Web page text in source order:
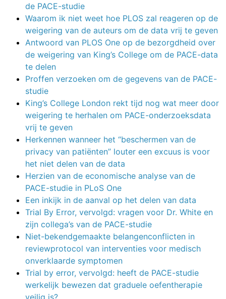
de PACE-studie
Waarom ik niet weet hoe PLOS zal reageren op de
weigering van de auteurs om de data vrij te geven
Antwoord van PLOS One op de bezorgdheid over
de weigering van King’s College om de PACE-data
te delen
Proffen verzoeken om de gegevens van de PACE-
studie
King’s College London rekt tijd nog wat meer door
weigering te herhalen om PACE-onderzoeksdata
vrij te geven
Herkennen wanneer het “beschermen van de
privacy van patiënten” louter een excuus is voor
het niet delen van de data
Herzien van de economische analyse van de
PACE-studie in PLoS One
Een inkijk in de aanval op het delen van data
Trial By Error, vervolgd: vragen voor Dr. White en
zijn collega’s van de PACE-studie
Niet-bekendgemaakte belangenconflicten in
reviewprotocol van interventies voor medisch
onverklaarde symptomen
Trial by error, vervolgd: heeft de PACE-studie
werkelijk bewezen dat graduele oefentherapie
veilig is?